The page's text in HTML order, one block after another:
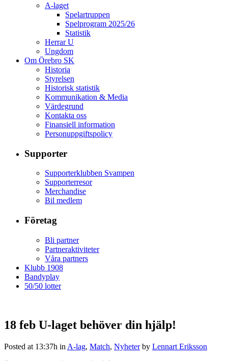
A-laget
Spelartruppen
Spelprogram 2025/26
Statistik
Herrar U
Ungdom
Om Örebro SK
Historia
Styrelsen
Historisk statistik
Kommunikation & Media
Värdegrund
Kontakta oss
Finansiell information
Personuppgiftspolicy
Supporter
Supporterklubben Svampen
Supporterresor
Merchandise
Bil medlem
Företag
Bli partner
Partneraktiviteter
Våra partners
Klubb 1908
Bandyplay
50/50 lotter
18 feb U-laget behöver din hjälp!
Posted at 13:37h in A-lag, Match, Nyheter by Lennart Eriksson